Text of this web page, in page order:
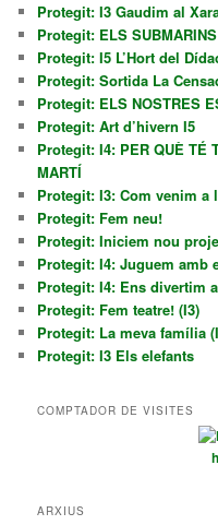
Protegit: I3 Gaudim al
Protegit: ELS
Protegit: I5 L’Hort del
Protegit: Sortida La
Protegit: ELS NOSTRES
Protegit: Art d’hivern I5
Protegit: I4: PER QUÈ TÉ
MARTÍ
Protegit: I3: Com venim a
Protegit: Fem neu!
Protegit: Iniciem nou
Protegit: I4: Juguem amb
Protegit: I4: Ens divertim
Protegit: Fem teatre! (I3)
Protegit: La meva família
Protegit: I3 Els elefants
COMPTADOR DE VISITES
ARXIUS